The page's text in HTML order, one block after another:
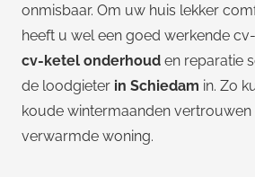
onmisbaar. Om uw huis lekker
heeft u wel een goed werkende
cv-ketel onderhoud en reparatie
de loodgieter in Schiedam in. Zo
koude wintermaanden vertrouwen
verwarmde woning.